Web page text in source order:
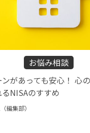
お悩み相談
があっても安心！ 心
NISAのすすめ
編集部）